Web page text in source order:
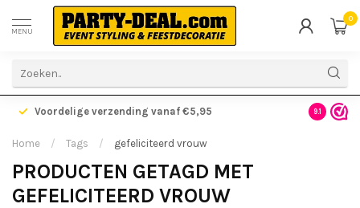
MENU
0
Voordelige verzending vanaf €5,95 Gratis
9.1
Home / Tags / gefeliciteerd vrouw
PRODUCTEN GETAGD MET
GEFELICITEERD VROUW